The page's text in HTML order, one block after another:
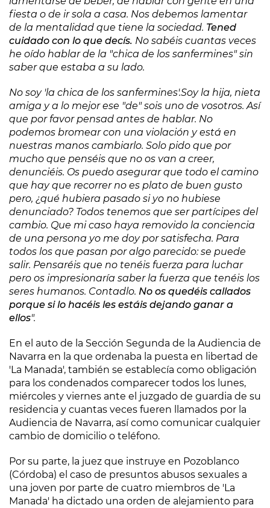
fiesta o de ir sola a casa. Nos debemos lamentar
de la mentalidad que tiene la sociedad. Tened
cuidado con lo que decís. No sabéis cuantas veces
he oído hablar de la "chica de los sanfermines" sin
saber que estaba a su lado.
No soy 'la chica de los sanfermines'.Soy la hija, nieta
amiga y a lo mejor ese "de" sois uno de vosotros. Así
que por favor pensad antes de hablar. No
podemos bromear con una violación y está en
nuestras manos cambiarlo. Solo pido que por
mucho que penséis que no os van a creer,
denunciéis. Os puedo asegurar que todo el camino
que hay que recorrer no es plato de buen gusto
pero, ¿qué hubiera pasado si yo no hubiese
denunciado? Todos tenemos que ser partícipes del
cambio. Que mi caso haya removido la conciencia
de una persona yo me doy por satisfecha. Para
todos los que pasan por algo parecido: se puede
salir. Pensaréis que no tenéis fuerza para luchar
pero os impresionaría saber la fuerza que tenéis los
seres humanos. Contadlo. No os quedéis callados
porque si lo hacéis les estáis dejando ganar a
ellos".
En el auto de la Sección Segunda de la Audiencia de
Navarra en la que ordenaba la puesta en libertad de
'La Manada', también se establecía como obligación
para los condenados comparecer todos los lunes,
miércoles y viernes ante el juzgado de guardia de su
residencia y cuantas veces fueren llamados por la
Audiencia de Navarra, así como comunicar cualquier
cambio de domicilio o teléfono.
Por su parte, la juez que instruye en Pozoblanco
(Córdoba) el caso de presuntos abusos sexuales a
una joven por parte de cuatro miembros de 'La
Manada' ha dictado una orden de alejamiento para